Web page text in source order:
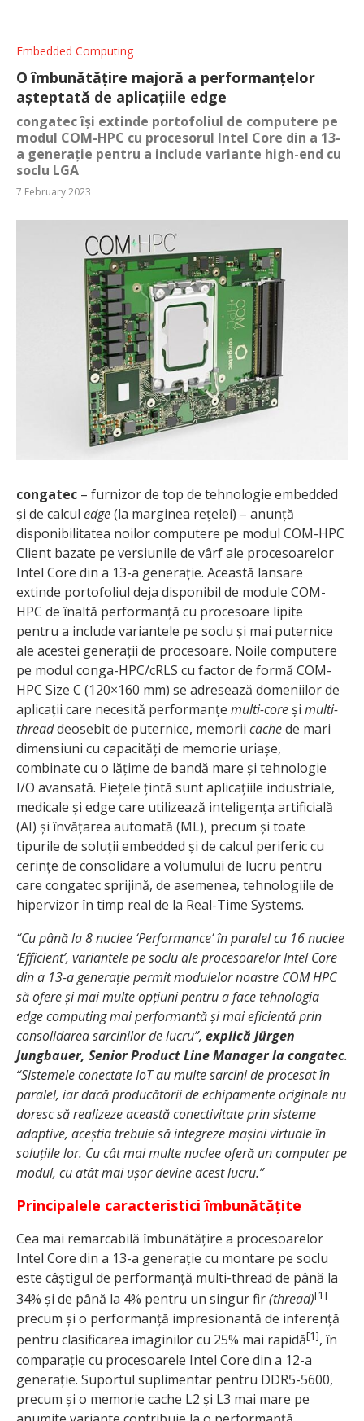
Embedded Computing
O îmbunătățire majoră a performanțelor
așteptată de aplicațiile edge
congatec își extinde portofoliul de computere pe
modul COM-HPC cu procesorul Intel Core din a 13-
a generație pentru a include variante high-end cu
soclu LGA
7 February 2023
congatec – furnizor de top de tehnologie embedded
și de calcul edge(la marginea rețelei) – anunță
disponibilitatea noilor computere pe modul COM-HPC
Client bazate pe versiunile de vârf ale procesoarelor
Intel Core din a 13-a generație. Această lansare
extinde portofoliul deja disponibil de module COM-
HPC de înaltă performanță cu procesoare lipite
pentru a include variantele pe soclu și mai puternice
ale acestei generații de procesoare. Noile computere
pe modul conga-HPC/cRLS cu factor de formă COM-
HPC Size C (120×160 mm) se adresează domeniilor de
aplicații care necesită performanțe multi-coreși multi-
threaddeosebit de puternice, memorii cachede mari
dimensiuni cu capacități de memorie uriașe,
combinate cu o lățime de bandă mare și tehnologie
I/O avansată. Piețele țintă sunt aplicațiile industriale,
medicale și edge care utilizează inteligența artificială
(AI) și învățarea automată (ML), precum și toate
tipurile de soluții embedded și de calcul periferic cu
cerințe de consolidare a volumului de lucru pentru
care congatec sprijină, de asemenea, tehnologiile de
hipervizor în timp real de la Real-Time Systems.
“Cu până la 8 nuclee ‘Performance’ în paralel cu 16 nuclee
‘Efficient’, variantele pe soclu ale procesoarelor Intel Core
din a 13-a generație permit modulelor noastre COM HPC
să ofere și mai multe opțiuni pentru a face tehnologia
edge computing mai performantă și mai eficientă prin
consolidarea sarcinilor de lucru”, explică Jürgen
Jungbauer, Senior Product Line Manager la congatec.
“Sistemele conectate IoT au multe sarcini de procesat în
paralel, iar dacă producătorii de echipamente originale nu
doresc să realizeze această conectivitate prin sisteme
adaptive, aceștia trebuie să integreze mașini virtuale în
soluțiile lor. Cu cât mai multe nuclee oferă un computer pe
modul, cu atât mai ușor devine acest lucru.”
Principalele caracteristici îmbunătățite
Cea mai remarcabilă îmbunătățire a procesoarelor
Intel Core din a 13-a generație cu montare pe soclu
este câștigul de performanță multi-thread de până la
34% și de până la 4% pentru un singur fir(thread)[1]
precum și o performanță impresionantă de inferență
pentru clasificarea imaginilor cu 25% mai rapidă[1], în
comparație cu procesoarele Intel Core din a 12-a
generație. Suportul suplimentar pentru DDR5-5600,
precum și o memorie cache L2 și L3 mai mare pe